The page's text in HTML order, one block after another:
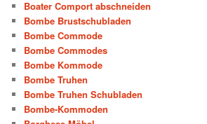
Boater Comport abschneiden
Bombe Brustschubladen
Bombe Commode
Bombe Commodes
Bombe Kommode
Bombe Truhen
Bombe Truhen Schubladen
Bombe-Kommoden